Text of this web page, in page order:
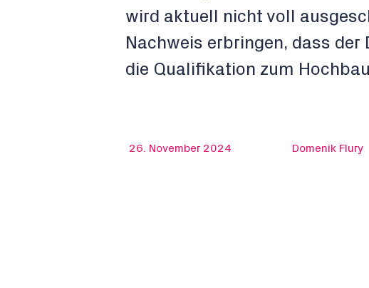
wird aktuell nicht voll
Nachweis erbringen, dass
die Qualifikation zum
26. November 2024 Domenik Flury